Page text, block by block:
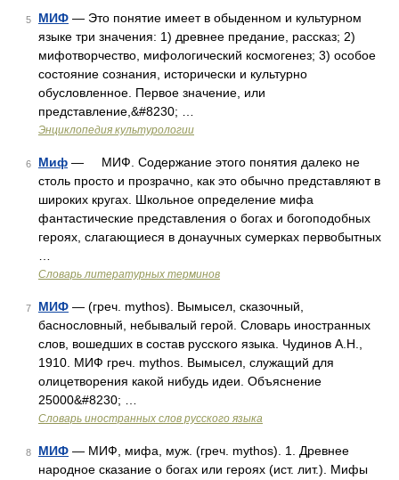
5 МИФ — Это понятие имеет в обыденном и культурном
языке три значения: 1) древнее предание, рассказ; 2)
мифотворчество, мифологический космогенез; 3) особое
состояние сознания, исторически и культурно
обусловленное. Первое значение, или
представление,&#8230; …
Энциклопедия культурологии
6 Миф — МИФ. Содержание этого понятия далеко не
столь просто и прозрачно, как это обычно представляют в
широких кругах. Школьное определение мифа
фантастические представления о богах и богоподобных
героях, слагающиеся в донаучных сумерках первобытных
Словарь литературных терминов
7 МИФ — (греч. mythos). Вымысел, сказочный,
баснословный, небывалый герой. Словарь иностранных
слов, вошедших в состав русского языка. Чудинов А.Н.,
1910. МИФ греч. mythos. Вымысел, служащий для
олицетворения какой нибудь идеи. Объяснение
25000&#8230; …
Словарь иностранных слов русского языка
8 МИФ — МИФ, мифа, муж. (греч. mythos). 1. Древнее
народное сказание о богах или героях (ист. лит.). Мифы